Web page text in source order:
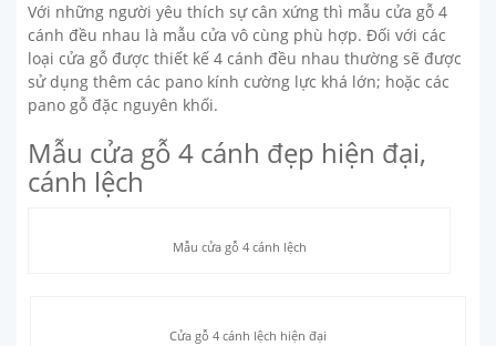
Với những người yêu thích sự cân xứng thì mẫu cửa gỗ 4
cánh đều nhau là mẫu cửa vô cùng phù hợp. Đối với các
loại cửa gỗ được thiết kế 4 cánh đều nhau thường sẽ được
sử dụng thêm các pano kính cường lực khá lớn; hoặc các
pano gỗ đặc nguyên khối.
Mẫu cửa gỗ 4 cánh đẹp hiện đại,
cánh lệch
Mẫu cửa gỗ 4 cánh lệch
Cửa gỗ 4 cánh lệch hiện đại